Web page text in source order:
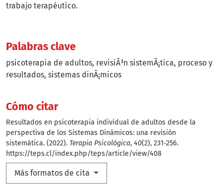
Palabras clave
psicoterapia de adultos revisiÃ³n sistemÃ¡tica proceso y
resultados sistemas dinÃ¡micos
Cómo citar
Resultados en psicoterapia individual de adultos desde la
perspectiva de los Sistemas Dinámicos: una revisión
sistemática. (2022). Terapia Psicológica, 40(2), 231-256.
https://teps.cl/index.php/teps/article/view/408
Más formatos de cita
trabajo terapéutico.